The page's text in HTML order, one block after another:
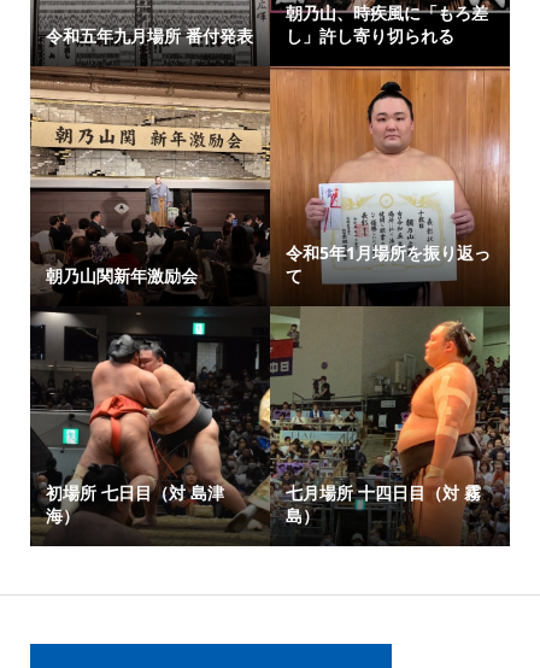
令和五年九月場所 番付発表
朝乃山、時疾風に「もろ差
し」許し寄り切られる
朝乃山関新年激励会
令和5年1月場所を振り返っ
て
初場所 七日目（対 島津
海）
七月場所 十四日目（対 霧
島）